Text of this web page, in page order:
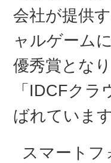
会社が提供
ャルゲーム
優秀賞とな
「IDCFク
ばれています
スマートフ